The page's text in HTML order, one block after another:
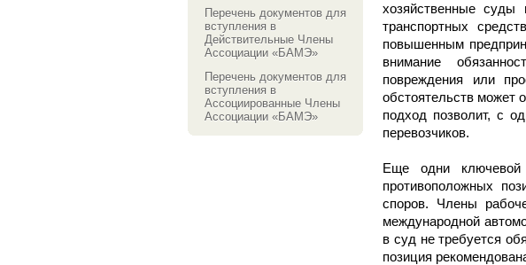
Перечень документов для
вступления в
Действительные Члены
Ассоциации «БАМЭ»
Перечень документов для
вступления в
Ассоциированные Члены
Ассоциации «БАМЭ»
хозяйственные суды
транспортных
повышенным
внимание
повреждения или
обстоятельств может
подход позволит, с
перевозчиков.
Еще одни ключевой
противоположных
споров. Члены
международной
в суд не требуется
позиция